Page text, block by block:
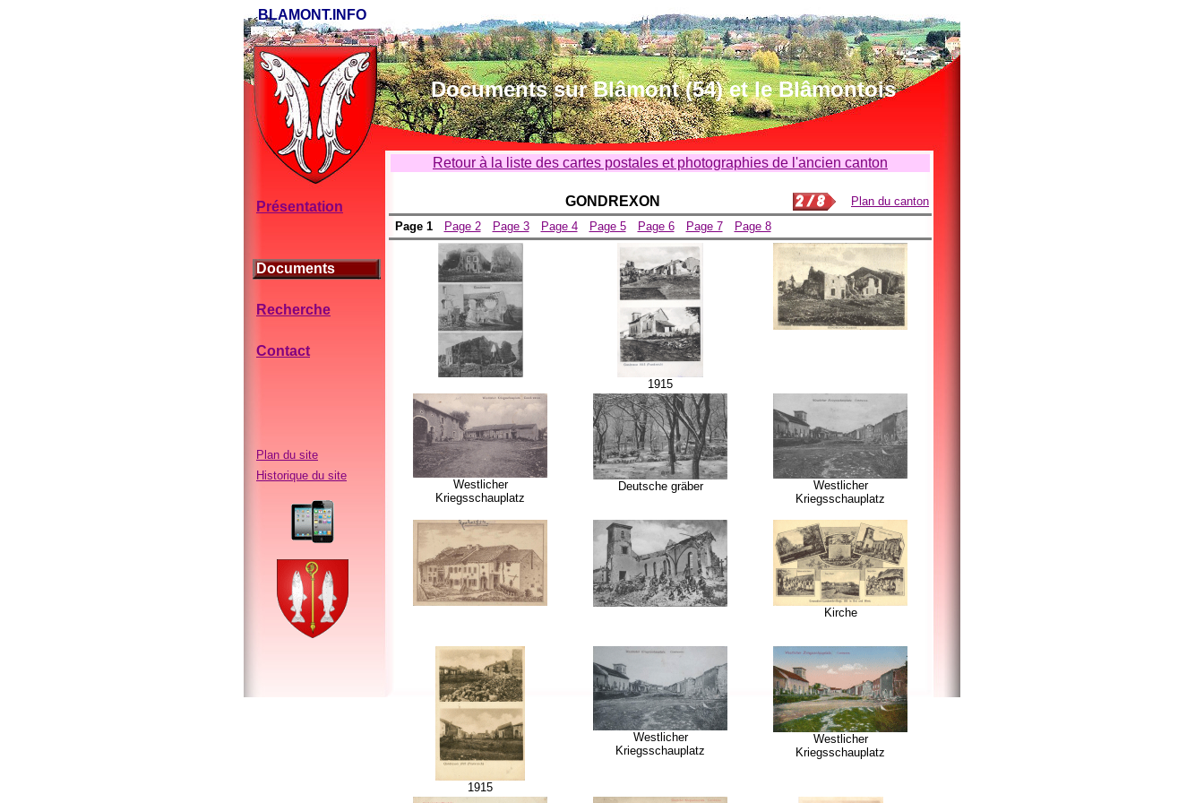
BLAMONT.INFO
Documents sur Blâmont (54) et le Blâmontois
Présentation
Documents
Recherche
Contact
Plan du site
Historique du site
Retour à la liste des cartes postales et photographies de l'ancien canton
GONDREXON
Plan du canton
Page 1
Page 2 Page 3 Page 4 Page 5 Page 6 Page 7 Page 8
1915
Westlicher
Kriegsschauplatz
Deutsche gräber
Westlicher
Kriegsschauplatz
Kirche
1915
Westlicher
Kriegsschauplatz
Westlicher
Kriegsschauplatz